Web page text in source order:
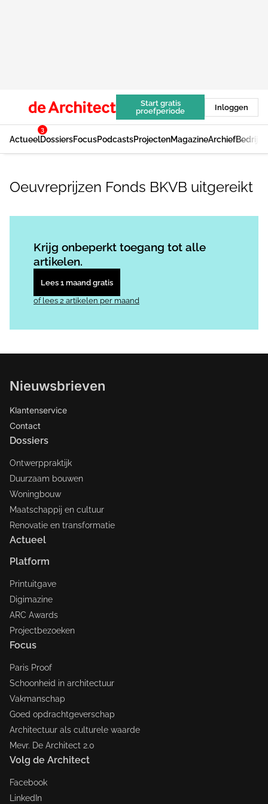
Start gratis
proefperiode
Inloggen
Actueel
3
DossiersFocusPodcastsProjectenMagazineArchief
Oeuvreprijzen Fonds BKVB uitgereikt
Krijg onbeperkt toegang tot alle
artikelen.
Lees 1 maand gratis
of lees 2 artikelen per maand
Nieuwsbrieven
Klantenservice
Contact
Dossiers
Ontwerppraktijk
Duurzaam bouwen
Woningbouw
Maatschappij en cultuur
Renovatie en transformatie
Actueel
Platform
Printuitgave
Digimazine
ARC Awards
Projectbezoeken
Focus
Paris Proof
Schoonheid in architectuur
Vakmanschap
Goed opdrachtgeverschap
Architectuur als culturele waarde
Mevr. De Architect 2.0
Volg de Architect
Facebook
LinkedIn